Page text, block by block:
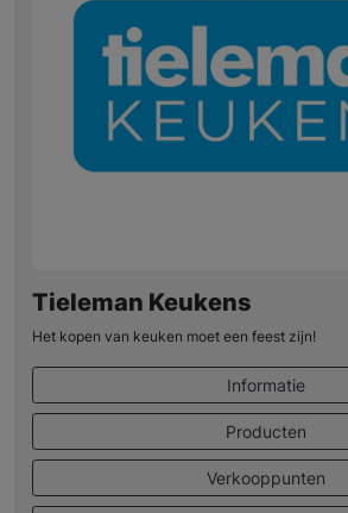
Tieleman Keukens
Het kopen van keuken moet een feest zijn!
Informatie
Producten
Verkooppunten